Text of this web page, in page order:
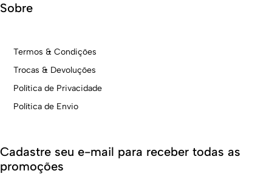
Sobre
Termos & Condições
Trocas & Devoluções
Política de Privacidade
Política de Envio
Cadastre seu e-mail para receber todas as
promoções